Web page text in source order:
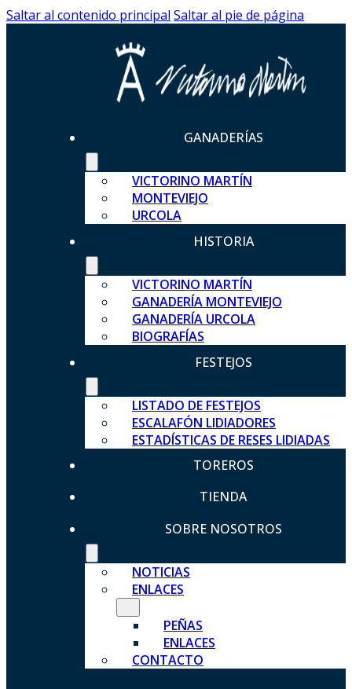
Saltar al contenido principal Saltar al pie de página
GANADERÍAS
VICTORINO MARTÍN
MONTEVIEJO
URCOLA
HISTORIA
VICTORINO MARTÍN
GANADERÍA MONTEVIEJO
GANADERÍA URCOLA
BIOGRAFÍAS
FESTEJOS
LISTADO DE FESTEJOS
ESCALAFÓN LIDIADORES
ESTADÍSTICAS DE RESES LIDIADAS
TOREROS
TIENDA
SOBRE NOSOTROS
NOTICIAS
ENLACES
PEÑAS
ENLACES
CONTACTO